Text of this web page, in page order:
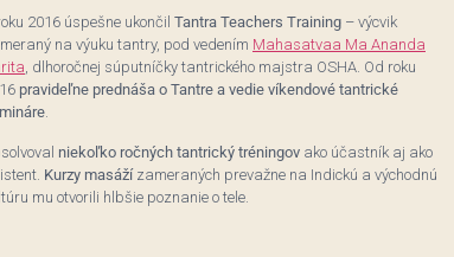
2016 úspešne ukončil Tantra Teachers Training – výcvik
na výuku tantry, pod vedením Mahasatvaa Ma Ananda
, dlhoročnej súputníčky tantrického majstra OSHA. Od roku
pravideľne prednáša o Tantre a vedie víkendové tantrické
.
niekoľko ročných tantrický tréningov ako účastník aj ako
Kurzy masážízameraných prevažne na Indickú a východnú
mu otvorili hlbšie poznanie o tele.